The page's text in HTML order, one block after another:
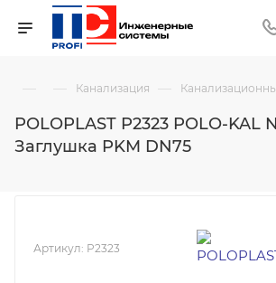
— — Канализация —
POLOPLAST P2323 POLO-KAL
Заглушка PKM DN75
Артикул: P2323